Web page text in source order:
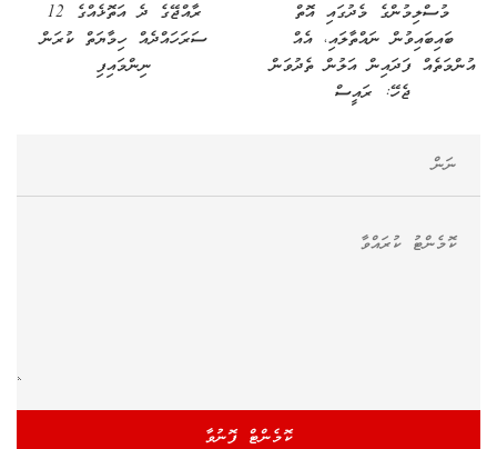
މުސްލިމުންގެ މެދުގައި އޮތް
ބައިބައިވުން ނައްތާލައި، އެއް
އުންމަތެއް ފަދައިން އަލުން ތެދުވަން
ޖެހޭ: ރައީސް
ރާއްޖޭގެ ދެ އަތޮޅެއްގެ 12
ސަރަހައްދެއް ހިމާޔަތް ކުރަން
ނިންމައިފި